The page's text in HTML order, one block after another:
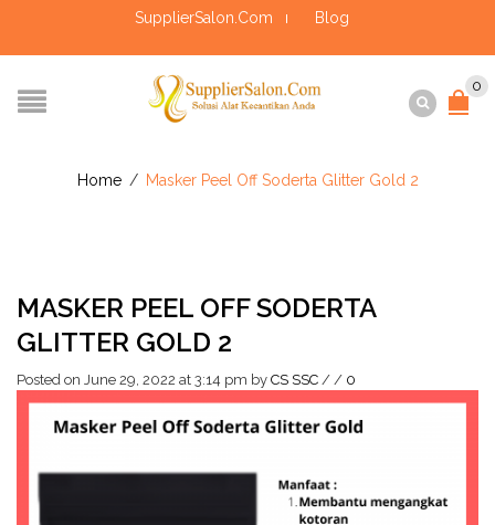
SupplierSalon.Com Blog
0
Home / Masker Peel Off Soderta Glitter Gold 2
MASKER PEEL OFF SODERTA
GLITTER GOLD 2
Posted on June 29, 2022 at 3:14 pm by CS SSC / / 0